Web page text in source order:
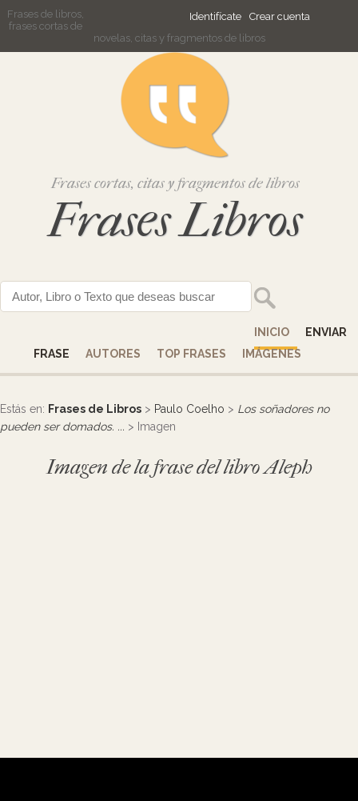
Identifícate Crear cuenta
Frases de libros,
frases cortas de
novelas, citas y fragmentos de libros
Frases cortas, citas y fragmentos de libros
Frases Libros
INICIO
ENVIAR
FRASE
AUTORES TOP FRASES IMÁGENES
Estás en: Frases de Libros > Paulo Coelho > Los soñadores no
pueden ser domados. ... > Imagen
Imagen de la frase del libro Aleph